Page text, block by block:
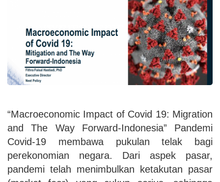
“Macroeconomic Impact of Covid 19: Migration
and The Way Forward-Indonesia” Pandemi
Covid-19 membawa pukulan telak bagi
perekonomian negara. Dari aspek pasar,
pandemi telah menimbulkan ketakutan pasar